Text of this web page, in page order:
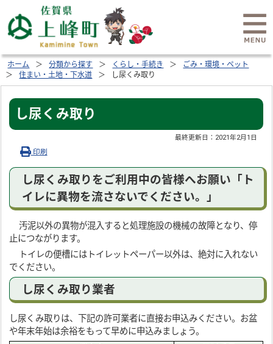
ホーム 分類から探す くらし・手続き
ごみ・環境・ペット
住まい・土地・下水道
し尿くみ取り
し尿くみ取り
最終更新日： 2021年2月1日
印刷
し尿くみ取りをご利用中の皆様へお願い「ト
イレに異物を流さないでください。」
汚泥以外の異物が混入すると処理施設の機械の故障となり、停
止につながります。
トイレの便槽にはトイレットペーパー以外は、絶対に入れない
でください。
し尿くみ取り業者
し尿くみ取りは、下記の許可業者に直接お申込みください。お盆
や年末年始は余裕をもって早めに申込みましょう。